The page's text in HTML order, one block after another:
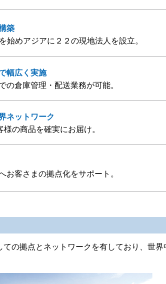
築
始めアジアに２２の現地法人を設立。
幅広く実施
の倉庫管理・配送業務が可能。
ネットワーク
の商品を確実にお届け。
客さまの拠点化をサポート。
の拠点とネットワークを有しており、世界